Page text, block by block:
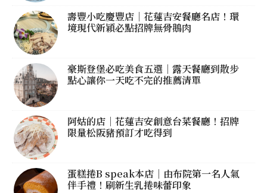
壽豐小吃慶豐店｜花蓮吉安餐廳名店！環
境現代新穎必點招牌無骨鵝肉
豪斯登堡必吃美食五選｜露天餐廳到散步
點心讓你一天吃不完的推薦清單
阿姑的店｜花蓮吉安創意台菜餐廳！招牌
限量松阪豬預訂才吃得到
蛋糕捲B speak本店｜由布院第一名人氣
伴手禮！刷新生乳捲味蕾印象